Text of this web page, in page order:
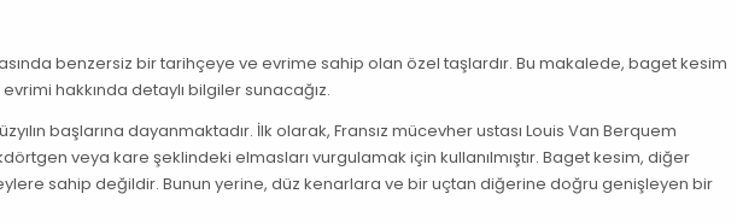
benzersiz bir tarihçeye ve evrime sahip olan özel taşlardır. Bu makalede, baget kesim
hakkında detaylı bilgiler sunacağız.
başlarına dayanmaktadır. İlk olarak, Fransız mücevher ustası Louis Van Berquem
veya kare şeklindeki elmasları vurgulamak için kullanılmıştır. Baget kesim, diğer
sahip değildir. Bunun yerine, düz kenarlara ve bir uçtan diğerine doğru genişleyen bir